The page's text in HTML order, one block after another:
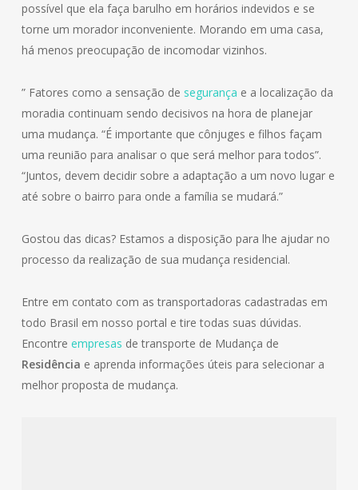
possível que ela faça barulho em horários indevidos e se
torne um morador inconveniente. Morando em uma casa,
há menos preocupação de incomodar vizinhos.
” Fatores como a sensação de segurança e a localização da
moradia continuam sendo decisivos na hora de planejar
uma mudança. “É importante que cônjuges e filhos façam
uma reunião para analisar o que será melhor para todos”.
“Juntos, devem decidir sobre a adaptação a um novo lugar e
até sobre o bairro para onde a família se mudará.”
Gostou das dicas? Estamos a disposição para lhe ajudar no
processo da realização de sua mudança residencial.
Entre em contato com as transportadoras cadastradas em
todo Brasil em nosso portal e tire todas suas dúvidas.
Encontre empresas de transporte de Mudança de
Residência e aprenda informações úteis para selecionar a
melhor proposta de mudança.